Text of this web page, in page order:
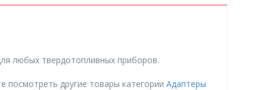
любых твердотопливных приборов.
посмотреть другие товары категорииАдаптеры